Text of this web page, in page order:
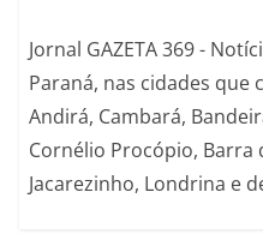
Jornal GAZETA 369 -
Paraná, nas cidades que
Andirá, Cambará,
Cornélio Procópio, Barra
Jacarezinho, Londrina e